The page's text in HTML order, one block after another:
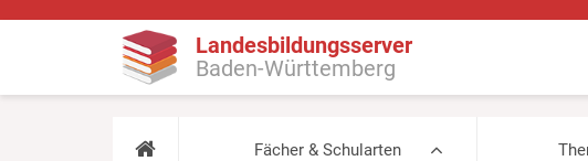
Landesbildungsserver
Baden-Württemberg
Fächer & Schularten